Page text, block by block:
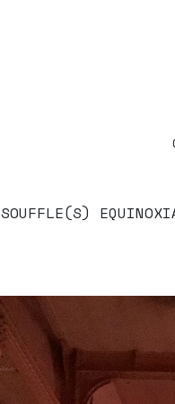
SOUFFLE(S)